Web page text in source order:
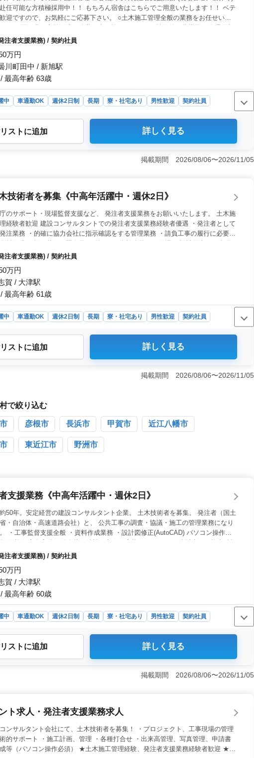
任可能な方積極採用中！！ もちろん宿舎はこちらでご用意いたします！！ ベテ
迎ですので、お気軽にご応募下さい。 ○土木施工管理全般の業務をお任せいた
う。 ＊発注者との打ち合わせ。 ＊パソコンによる出来高管理、写真管理、申請書
注者支援業務) / 契約社員
万円
川町田中 / 新旭駅
最高年齢 63歳
中 車通勤OK 週休2日制 長期 寮・社宅あり 男性歓迎
契約社員
50代・60代の技術者歓迎！ベテランが活躍できる土木施工管理のポジシ
者支援業務で培った知識と経験を存分に活用し、新たな挑戦に臨めま
利厚生＞ 年収550万円〜650万円の魅力的な給与に加え、全額支給の
業界でのキャリアを積む中で、専門知識やスキルの習得も期待できます。
スト に追加 詳しく見る
掲載期間 2026/08/06〜2026/11/05
技術者を募集《中高年活躍中・週休2日》
のサポート・現場監督支援など、 発注者支援業務をお願いいたします。 土木施
経験者歓迎 建設コンサルタントでの発注者支援業務経験者優遇 ・発注者として
注業務 ・的確に協力会社に指示確認をする管理業務 ・請負工事の履行に必要と
認 宿舎完備! 単身赴任可能な方も積極採用。 50代60代の中途採用にも積極的。
注者支援業務) / 契約社員
万円
賀 / 大津駅
最高年齢 61歳
中 車通勤OK 週休2日制 長期 寮・社宅あり 男性歓迎
契約社員
術者募集＞ 滋賀県大津市南志賀で、発注者支援業務を担当する土木技術
設コンサルタントでの発注者支援業務経験者を優遇します。宿舎完備で単
事現場の確認など、幅広い技術を活かした業務があります。 ＜充実の
労災保険などの福利厚生をご用意しています。大津駅からのアクセスも便
ございます。
スト に追加 詳しく見る
掲載期間 2026/08/06〜2026/11/05
で絞り込む
彦根市 長浜市 甲賀市 近江八幡市
東近江市 野洲市
支援業務《中高年活躍中・週休2日》
50年。安定経営の建設コンサルタント企業。 土木技術者を募集。 発注者（国土
・自治体・高速道路会社）と、 公共工事の調査・協議・施工の管理業務になり
・工事監督支援全般 ・資料作成業務 ・設計図修正(AutoCAD) パソコン操作、
。
注者支援業務) / 契約社員
万円
賀 / 大津駅
最高年齢 60歳
中 車通勤OK 週休2日制 長期 寮・社宅あり 男性歓迎
契約社員
立から約50年、安定経営の建設コンサルタント企業です。宿舎完備で単身
す。 ＜中高年向けの働き方＞ 50代以上の経験者が活躍中です。週休2
なる発展が見込めます。
スト に追加 詳しく見る
掲載期間 2026/08/06〜2026/11/05
ト求人・発注者支援業務求人
ンサルタント会社にて、土木技術者を募集！ ・プロジェクト、工事現場の管理
術的サポート ・施工計画、管理 ・各種打合せ ・出来高管理、写真管理、申請書
等（パソコン操作必須） ★土木施工管理経験、発注者支援業務経験者歓迎 ★50